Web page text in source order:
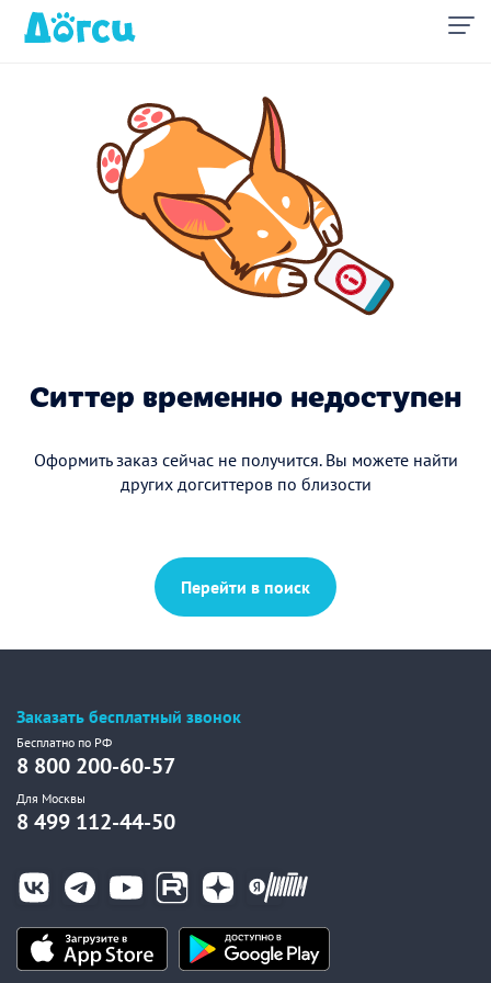
Ситтер временно недоступен
Оформить заказ сейчас не получится. Вы можете найти
других догситтеров по близости
Перейти в поиск
Заказать бесплатный звонок
Бесплатно по РФ
8 800 200-60-57
Для Москвы
8 499 112-44-50